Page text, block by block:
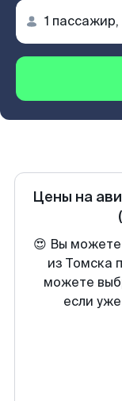
Цены на
😍 Вы можете
из Томска
можете
если